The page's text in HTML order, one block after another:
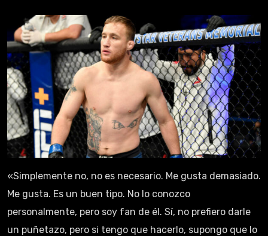
«Simplemente no, no es necesario. Me gusta demasiado.
Me gusta. Es un buen tipo. No lo conozco
personalmente, pero soy fan de él. Sí, no prefiero darle
un puñetazo, pero si tengo que hacerlo, supongo que lo